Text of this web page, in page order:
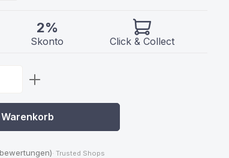
2%
Skonto Click & Collect
Gib den gewünschten Wert
· Trusted Shops